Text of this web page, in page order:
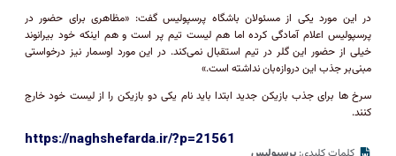
در این مورد یکی از مسئولان باشگاه پرسپولیس گفت: «مظاهری برای حضور در
پرسپولیس اعلام آمادگی کرده اما هم لیست تیم پر است و هم اینکه خود بیرانوند
خیلی از حضور این گلر در تیم استقبال نمی‌کند. در این مورد اوسمار نیز درخواستی
مبنی‌بر جذب این دروازه‌بان نداشته است.»
سرخ ها برای جذب بازیکن جدید ابتدا باید نام یکی دو بازیکن را از لیست خود خارج
کنند.
https://naghshefarda.ir/?p=21561